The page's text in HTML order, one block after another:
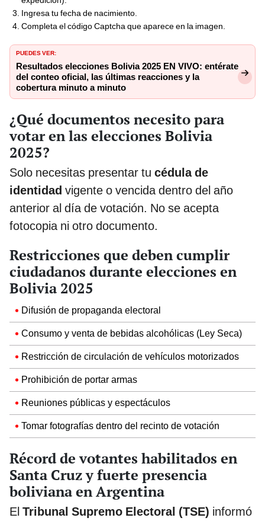
Ingresa tu fecha de nacimiento.
Completa el código Captcha que aparece en la imagen.
PUEDES VER:
Resultados elecciones Bolivia 2025 EN VIVO: entérate
del conteo oficial, las últimas reacciones y la
cobertura minuto a minuto
¿Qué documentos necesito para
votar en las elecciones Bolivia
2025?
Solo necesitas presentar tu cédula de
identidad vigente o vencida dentro del año
anterior al día de votación. No se acepta
fotocopia ni otro documento.
Restricciones que deben cumplir
ciudadanos durante elecciones en
Bolivia 2025
Difusión de propaganda electoral
Consumo y venta de bebidas alcohólicas (Ley Seca)
Restricción de circulación de vehículos motorizados
Prohibición de portar armas
Reuniones públicas y espectáculos
Tomar fotografías dentro del recinto de votación
Récord de votantes habilitados en
Santa Cruz y fuerte presencia
boliviana en Argentina
El Tribunal Supremo Electoral (TSE) informó